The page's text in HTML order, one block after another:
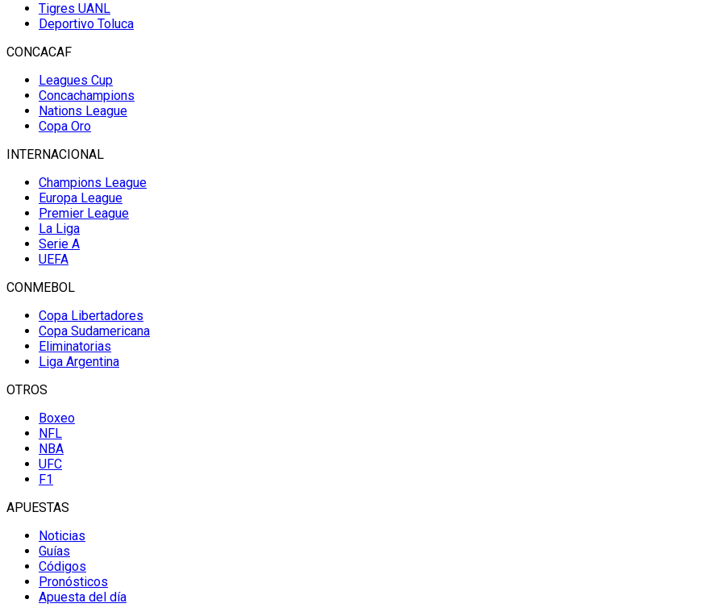
Tigres UANL
Deportivo Toluca
CONCACAF
Leagues Cup
Concachampions
Nations League
Copa Oro
INTERNACIONAL
Champions League
Europa League
Premier League
La Liga
Serie A
UEFA
CONMEBOL
Copa Libertadores
Copa Sudamericana
Eliminatorias
Liga Argentina
OTROS
Boxeo
NFL
NBA
UFC
F1
APUESTAS
Noticias
Guías
Códigos
Pronósticos
Apuesta del día